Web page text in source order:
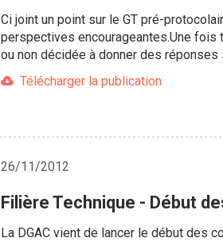
Ci joint un point sur le GT pré-
perspectives encourageantes.Une fois
ou non décidée à donner des
Télécharger la publication
26/11/2012
Filière Technique - Début
La DGAC vient de lancer le début des